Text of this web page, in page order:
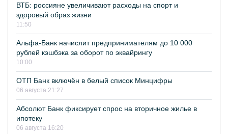
ВТБ: россияне увеличивают расходы на спорт и
здоровый образ жизни
11:50
Альфа-Банк начислит предпринимателям до 10 000
рублей кэшбэка за оборот по эквайрингу
10:00
ОТП Банк включён в белый список Минцифры
06 августа 21:27
Абсолют Банк фиксирует спрос на вторичное жилье в
ипотеку
06 августа 16:20